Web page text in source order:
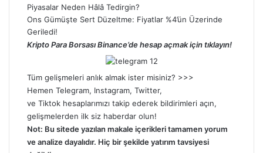
Piyasalar Neden Hâlâ Tedirgin?
Ons Gümüşte Sert Düzeltme: Fiyatlar %4’ün Üzerinde
Geriledi!
Kripto Para Borsası Binance’de hesap açmak için tıklayın!
Tüm gelişmeleri anlık almak ister misiniz? >>>
Hemen Telegram, Instagram, Twitter,
ve Tiktok hesaplarımızı takip ederek bildirimleri açın,
gelişmelerden ilk siz haberdar olun!
Not: Bu sitede yazılan makale içerikleri tamamen yorum
ve analize dayalıdır. Hiç bir şekilde yatırım tavsiyesi